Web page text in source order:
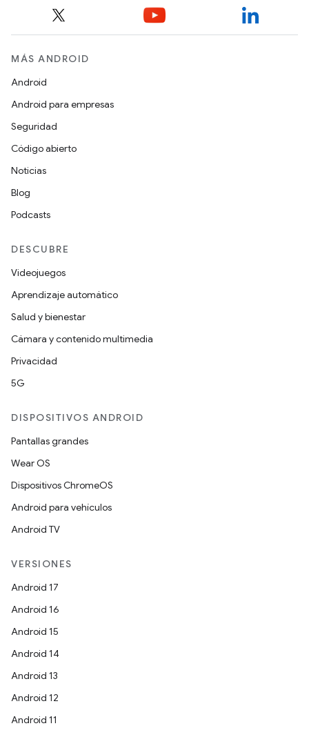
MÁS ANDROID
Android
Android para empresas
Seguridad
Código abierto
Noticias
Blog
Podcasts
DESCUBRE
Videojuegos
Aprendizaje automático
Salud y bienestar
Cámara y contenido multimedia
Privacidad
5G
DISPOSITIVOS ANDROID
Pantallas grandes
Wear OS
Dispositivos ChromeOS
Android para vehículos
Android TV
VERSIONES
Android 17
Android 16
Android 15
Android 14
Android 13
Android 12
Android 11